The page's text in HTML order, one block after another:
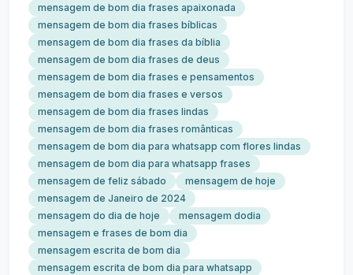
mensagem de bom dia frases apaixonada
mensagem de bom dia frases bíblicas
mensagem de bom dia frases da bíblia
mensagem de bom dia frases de deus
mensagem de bom dia frases e pensamentos
mensagem de bom dia frases e versos
mensagem de bom dia frases lindas
mensagem de bom dia frases românticas
mensagem de bom dia para whatsapp com flores lindas
mensagem de bom dia para whatsapp frases
mensagem de feliz sábado
mensagem de hoje
mensagem de Janeiro de 2024
mensagem do dia de hoje
mensagem dodia
mensagem e frases de bom dia
mensagem escrita de bom dia
mensagem escrita de bom dia para whatsapp